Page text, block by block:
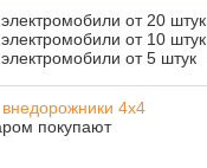
от 20 штук
от 10 штук
от 5 штук
4x4
покупают